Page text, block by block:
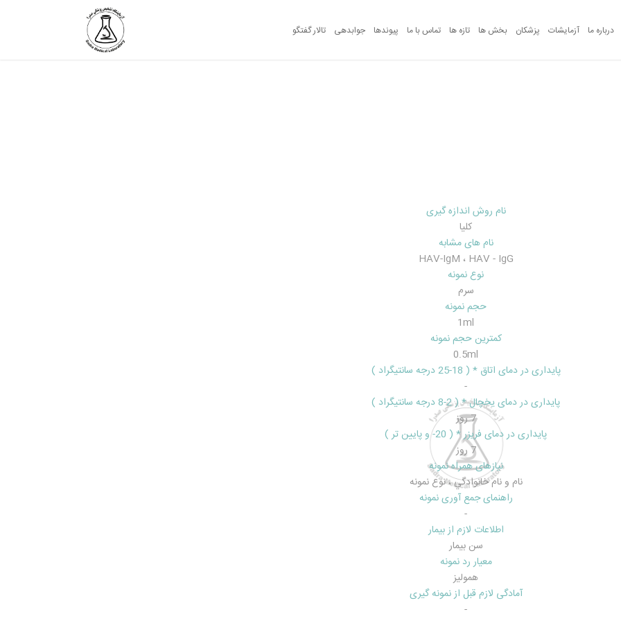
درباره ما آزمایشات پزشکان بخش ها تازه ها تماس با ما پیوندها جوابدهی تالار گفتگو
نام روش اندازه گیری
کليا
نام های مشابه
HAV-IgM ، HAV - IgG
نوع نمونه
سرم
حجم نمونه
1ml
کمترین حجم نمونه
0.5ml
پایداری در دمای اتاق * ( 18-25 درجه سانتیگراد )
-
پایداری در دمای یخچال * ( 2-8 درجه سانتیگراد )
7 روز
پایداری در دمای فریزر * ( 20- و پایین تر )
7 روز
نیازهای همراه نمونه
نام و نام خانوادگي ، نوع نمونه
راهنمای جمع آوری نمونه
-
اطلاعات لازم از بیمار
سن بيمار
معیار رد نمونه
هموليز
آمادگی لازم قبل از نمونه گیری
-